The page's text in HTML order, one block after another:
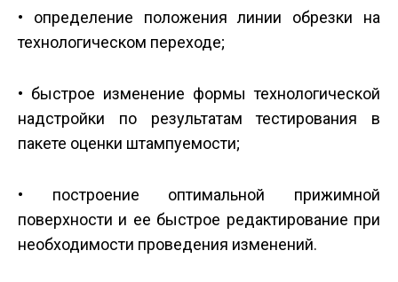
• определение положения линии обрезки на
технологическом переходе;
• быстрое изменение формы технологической
надстройки по результатам тестирования в
пакете оценки штампуемости;
• построение оптимальной прижимной
поверхности и ее быстрое редактирование при
необходимости проведения изменений.